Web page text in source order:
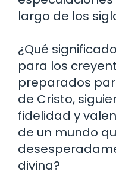
largo de los
¿Qué
para los
preparados
de Cristo,
fidelidad y
de un mundo
divina?